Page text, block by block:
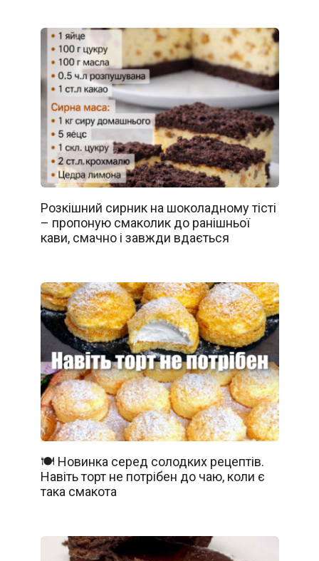
Розкішний сирник на шоколадному тісті
– пропоную смаколик до ранішньої
кави, смачно і завжди вдається
🍽️ Новинка серед солодких рецептів.
Навіть торт не потрібен до чаю, коли є
така смакота